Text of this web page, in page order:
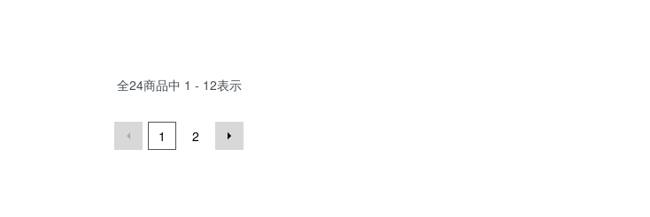
全24商品中 1 - 12表示
1 2